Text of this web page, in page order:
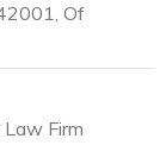
Of
Firm